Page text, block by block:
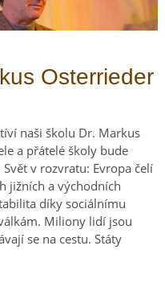
Osterrieder
naši školu Dr. Markus
a přátelé školy bude
v rozvratu: Evropa čelí
jižních a východních
díky sociálnímu
Miliony lidí jsou
se na cestu. Státy